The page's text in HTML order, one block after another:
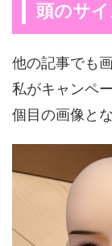
頭のサ
他の記事でも
私がキャンペ
個目の画像と